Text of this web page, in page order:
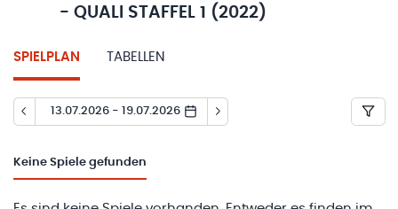
- QUALI STAFFEL 1 (2022)
SPIELPLAN TABELLEN
13.07.2026 - 19.07.2026
Keine Spiele gefunden